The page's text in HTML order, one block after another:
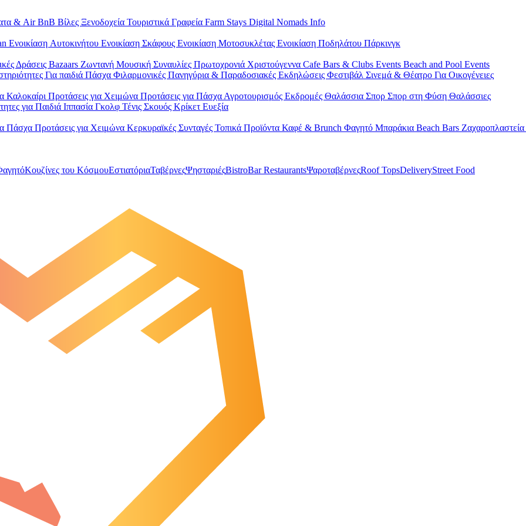
& Air BnB Βίλες Ξενοδοχεία Τουριστικά Γραφεία Farm Stays Digital Nomads Info
Ενοικίαση Aυτοκινήτου Ενοικίαση Σκάφους Ενοικίαση Μοτοσυκλέτας Ενοικίαση Ποδηλάτου Πάρκινγκ
Δράσεις Bazaars Ζωντανή Μουσική Συναυλίες Πρωτοχρονιά Χριστούγεννα Cafe Bars & Clubs Events Beach and Pool Events
Για παιδιά Πάσχα Φιλαρμονικές Πανηγύρια & Παραδοσιακές Εκδηλώσεις Φεστιβάλ Σινεμά & Θέατρο Για Οικογένειες
Καλοκαίρι Προτάσεις για Χειμώνα Προτάσεις για Πάσχα Αγροτουρισμός Εκδρομές Θαλάσσια Σπορ Σπορ στη Φύση Θαλάσσιες
για Παιδιά Ιππασία Γκολφ Τένις Σκουός Κρίκετ Ευεξία
Πάσχα Προτάσεις για Χειμώνα Κερκυραϊκές Συνταγές Τοπικά Προϊόντα Καφέ & Brunch Φαγητό Μπαράκια Beach Bars Ζαχαροπλαστεία
Κουζίνες του ΚόσμουΕστιατόριαΤαβέρνεςΨησταριέςBistroBar RestaurantsΨαροταβέρνεςRoof TopsDeliveryStreet Food